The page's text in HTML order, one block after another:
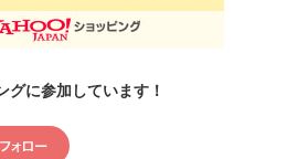
グに参加しています！